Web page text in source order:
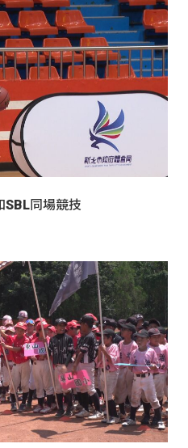
SBL同場競技